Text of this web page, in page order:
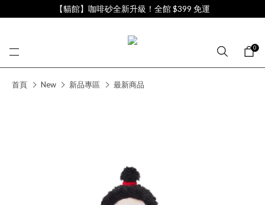
【貓館】咖啡砂全新升級！全館 $399 免運
0
首頁 New 新品專區 最新商品